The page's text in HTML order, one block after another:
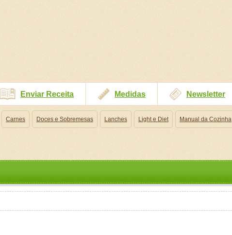
Enviar Receita Medidas Newsletter
Carnes Doces e Sobremesas Lanches Light e Diet Manual da Cozinha